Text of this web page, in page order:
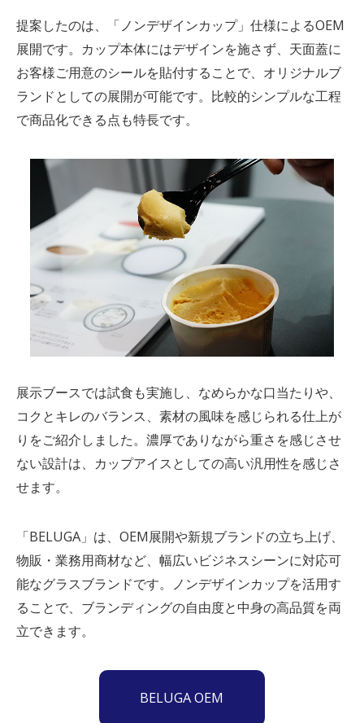
提案したのは、「ノンデザインカップ」仕様によるOEM
展開です。カップ本体にはデザインを施さず、天面蓋に
お客様ご用意のシールを貼付することで、オリジナルブ
ランドとしての展開が可能です。比較的シンプルな工程
で商品化できる点も特長です。
展示ブースでは試食も実施し、なめらかな口当たりや、
コクとキレのバランス、素材の風味を感じられる仕上が
りをご紹介しました。濃厚でありながら重さを感じさせ
ない設計は、カップアイスとしての高い汎用性を感じさ
せます。
「BELUGA」は、OEM展開や新規ブランドの立ち上げ、
物販・業務用商材など、幅広いビジネスシーンに対応可
能なグラスブランドです。ノンデザインカップを活用す
ることで、ブランディングの自由度と中身の高品質を両
立できます。
BELUGA OEM